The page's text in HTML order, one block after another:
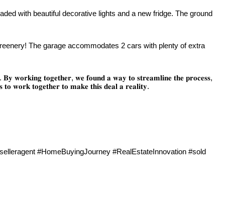
with beautiful decorative lights and a new fridge. The ground
The garage accommodates 2 cars with plenty of extra
𝐁𝐲 𝐰𝐨𝐫𝐤𝐢𝐧𝐠 𝐭𝐨𝐠𝐞𝐭𝐡𝐞𝐫, 𝐰𝐞 𝐟𝐨𝐮𝐧𝐝 𝐚 𝐰𝐚𝐲 𝐭𝐨 𝐬𝐭𝐫𝐞𝐚𝐦𝐥𝐢𝐧𝐞 𝐭𝐡𝐞 𝐩𝐫𝐨𝐜𝐞𝐬𝐬,
𝐰𝐨𝐫𝐤 𝐭𝐨𝐠𝐞𝐭𝐡𝐞𝐫 𝐭𝐨 𝐦𝐚𝐤𝐞 𝐭𝐡𝐢𝐬 𝐝𝐞𝐚𝐥 𝐚 𝐫𝐞𝐚𝐥𝐢𝐭𝐲.
#HomeBuyingJourney #RealEstateInnovation #sold